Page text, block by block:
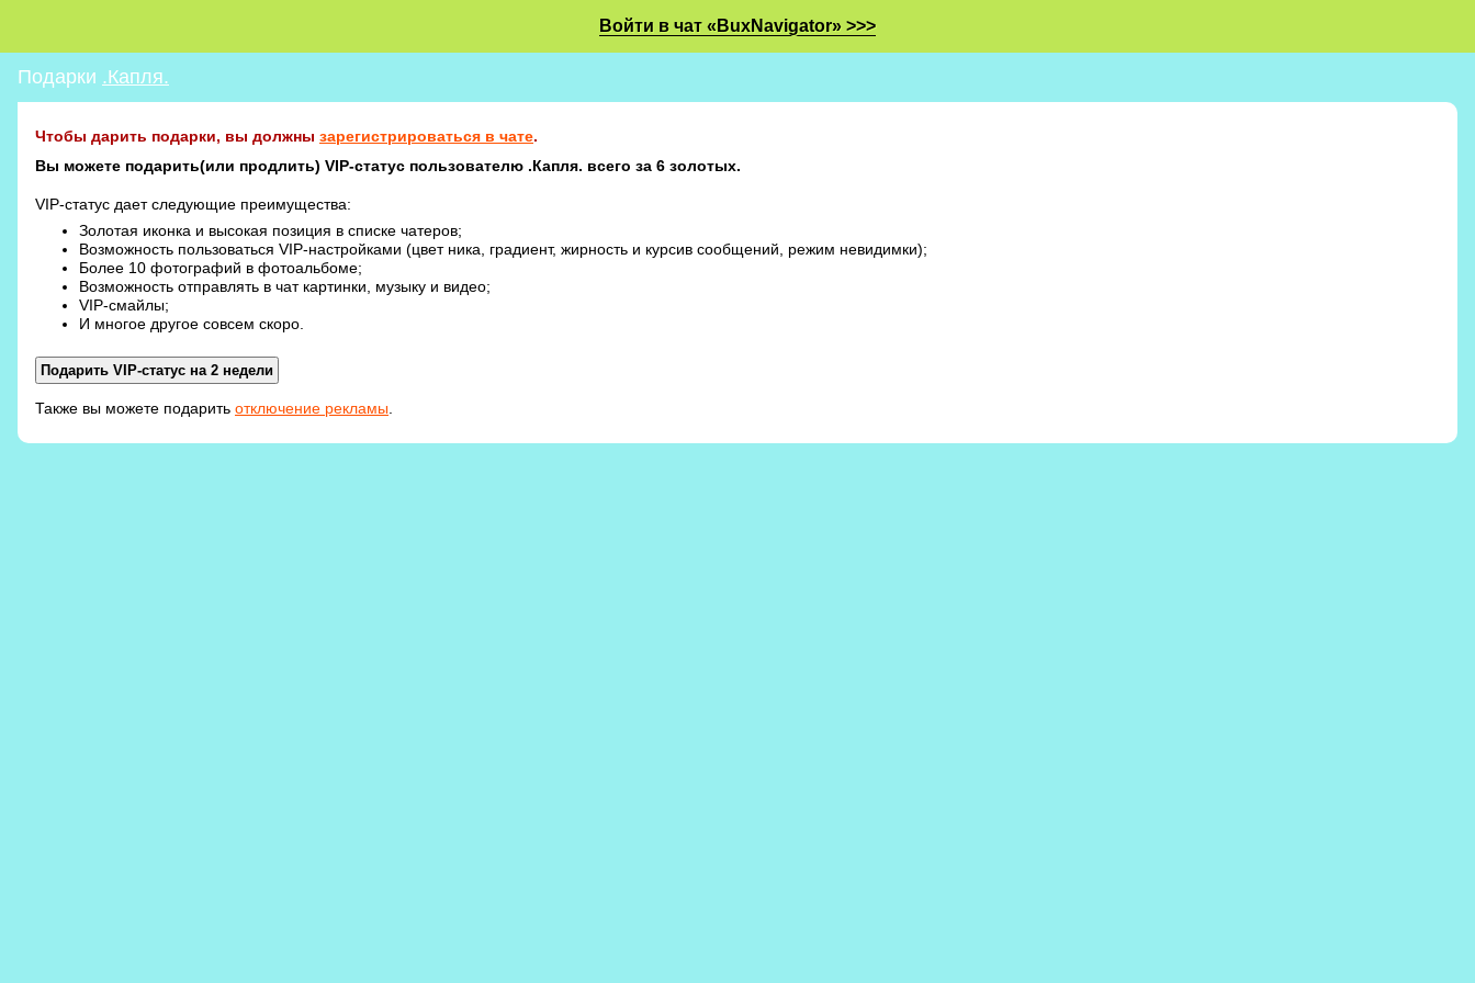
Войти в чат «BuxNavigator» >>>
Подарки .Капля.
Чтобы дарить подарки, вы должны зарегистрироваться в чате.
Вы можете подарить(или продлить) VIP-статус пользователю .Капля. всего за 6 золотых.
VIP-статус дает следующие преимущества:
Золотая иконка и высокая позиция в списке чатеров;
Возможность пользоваться VIP-настройками (цвет ника, градиент, жирность и курсив сообщений, режим невидимки);
Более 10 фотографий в фотоальбоме;
Возможность отправлять в чат картинки, музыку и видео;
VIP-смайлы;
И многое другое совсем скоро.
Также вы можете подарить отключение рекламы